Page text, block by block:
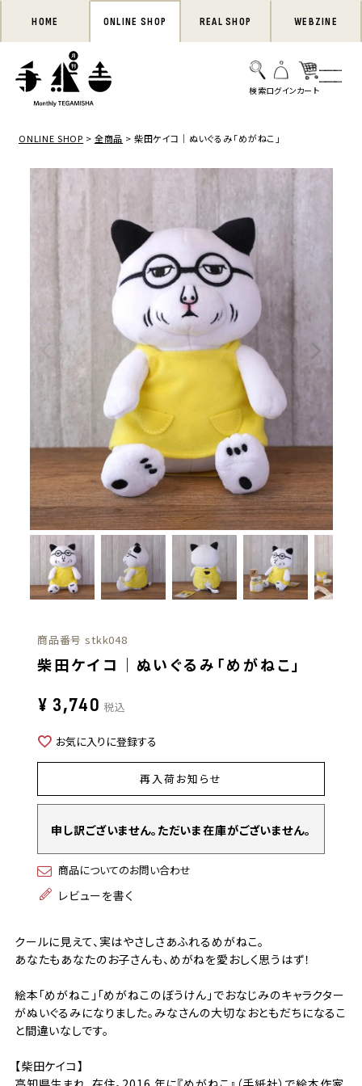
HOME ONLINE SHOP REAL SHOP WEBZINE
ONLINE SHOP 全商品 柴田ケイコ｜ぬいぐるみ「めがねこ」
商品番号 stkk048
柴田ケイコ｜ぬいぐるみ「めがねこ」
¥ 3,740 税込
お気に入りに登録する
再入荷お知らせ
申し訳ございません。ただいま在庫がございません。
商品についてのお問い合わせ
レビューを書く
クールに見えて、実はやさしさあふれるめがねこ。
あなたもあなたのお子さんも、めがねを愛おしく思うはず！
絵本「めがねこ」「めがねこのぼうけん」でおなじみのキャラクター
がぬいぐるみになりました。みなさんの大切なおともだちになるこ
と間違いなしです。
【柴田ケイコ】